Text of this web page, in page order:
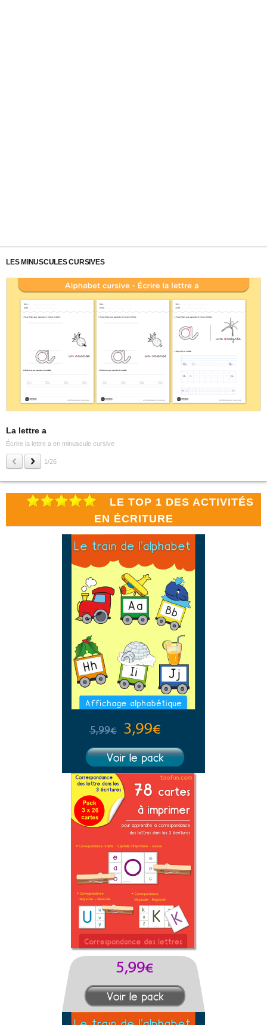
LES MINUSCULES CURSIVES
La lettre a
Écrire la lettre a en minuscule cursive
1/26
LE TOP 1 DES ACTIVITÉS
EN ÉCRITURE